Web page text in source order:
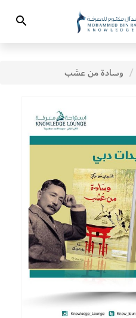
Search
وسادة من عشب